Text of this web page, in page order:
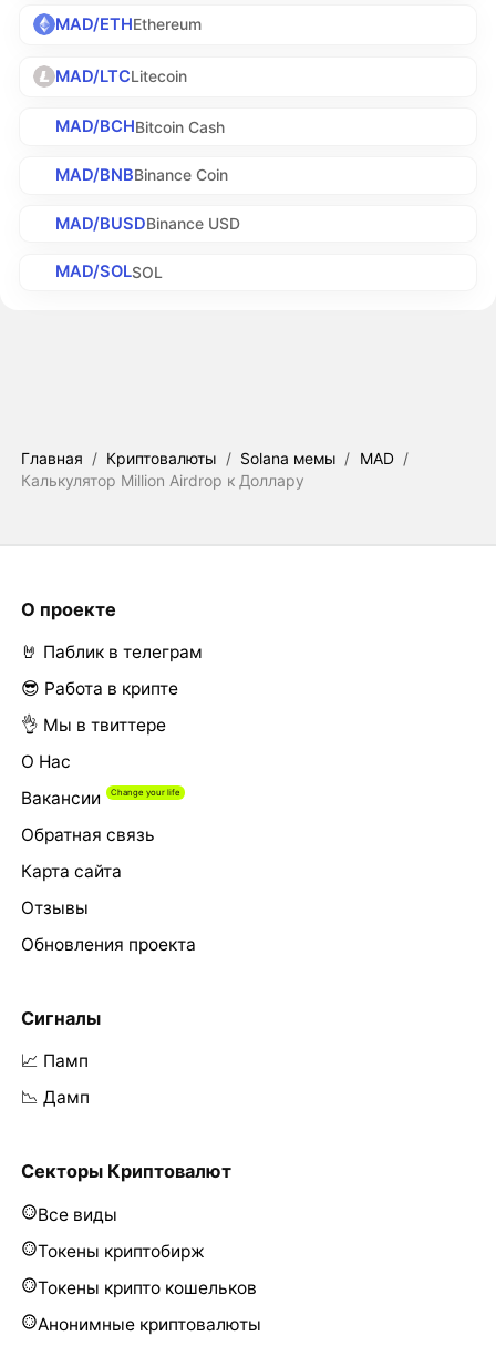
MAD/ETHEthereum
MAD/LTCLitecoin
MAD/BCHBitcoin Cash
MAD/BNBBinance Coin
MAD/BUSDBinance USD
MAD/SOLSOL
Главная / Криптовалюты / Solana мемы / MAD /
Калькулятор Million Airdrop к Доллару
О проекте
🤘 Паблик в телеграм
😎 Работа в крипте
👌 Мы в твиттере
О Нас
Вакансии
Обратная связь
Карта сайта
Отзывы
Обновления проекта
Сигналы
📈 Памп
📉 Дамп
Секторы Криптовалют
Все виды
Токены криптобирж
Токены крипто кошельков
Анонимные криптовалюты